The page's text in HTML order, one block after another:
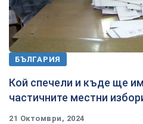
БЪЛГАРИЯ
Кой спечели и къде ще
частичните местни
21 Октомври, 2024